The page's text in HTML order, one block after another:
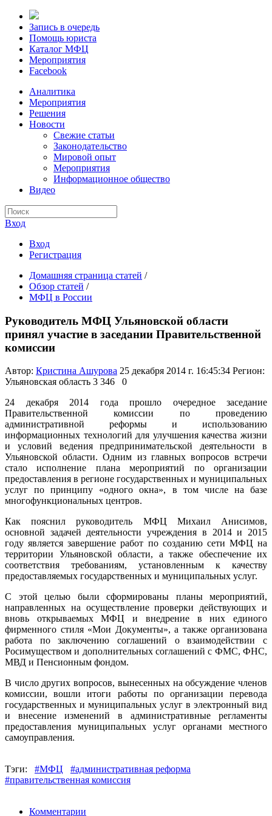
Запись в очередь
Помощь юриста
Каталог МФЦ
Мероприятия
Facebook
Аналитика
Мероприятия
Решения
Новости
Свежие статьи
Законодательство
Мировой опыт
Мероприятия
Информационное общество
Видео
Вход
Вход
Регистрация
Домашняя страница статей /
Обзор статей /
МФЦ в России
Руководитель МФЦ Ульяновской области
принял участие в заседании Правительственной
комиссии
Автор: Кристина Ашурова 25 декабря 2014 г. 16:45:34 Регион:
Ульяновская область 3 346 0
24 декабря 2014 года прошло очередное заседание
Правительственной комиссии по проведению
административной реформы и использованию
информационных технологий для улучшения качества жизни
и условий ведения предпринимательской деятельности в
Ульяновской области. Одним из главных вопросов встречи
стало исполнение плана мероприятий по организации
предоставления в регионе государственных и муниципальных
услуг по принципу «одного окна», в том числе на базе
многофункциональных центров.
Как пояснил руководитель МФЦ Михаил Анисимов,
основной задачей деятельности учреждения в 2014 и 2015
году является завершение работ по созданию сети МФЦ на
территории Ульяновской области, а также обеспечение их
соответствия требованиям, установленным к качеству
предоставляемых государственных и муниципальных услуг.
С этой целью были сформированы планы мероприятий,
направленных на осуществление проверки действующих и
вновь открываемых МФЦ и внедрение в них единого
фирменного стиля «Мои Документы», а также организована
работа по заключению соглашений о взаимодействии с
Росимуществом и дополнительных соглашений с ФМС, ФНС,
МВД и Пенсионным фондом.
В число других вопросов, вынесенных на обсуждение членов
комиссии, вошли итоги работы по организации перевода
государственных и муниципальных услуг в электронный вид
и внесение изменений в административные регламенты
предоставления муниципальных услуг органами местного
самоуправления.
Тэги: #МФЦ
#административная реформа
#правительственная комиссия
Комментарии